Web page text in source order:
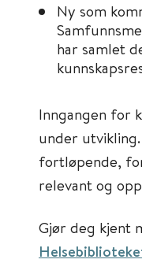
Ny som
har samlet
Inngangen for
under
fortløpende,
relevant og
Gjør deg kjent